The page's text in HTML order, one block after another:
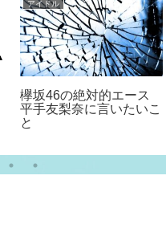
アイドル
欅坂46の絶対的エース
平手友梨奈に言いたいこ
と